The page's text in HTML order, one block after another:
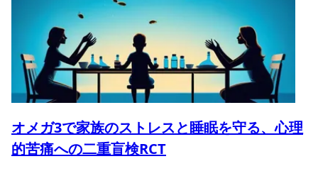
オメガ3で家族のストレスと睡眠を守る、心理
的苦痛への二重盲検RCT